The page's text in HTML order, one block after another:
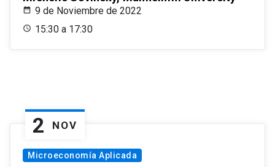
9 de Noviembre de 2022
15:30 a 17:30
2 NOV
Microeconomía Aplicada